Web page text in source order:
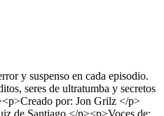
y suspenso en cada episodio.
seres de ultratumba y secretos
por: Jon Grilz </p>